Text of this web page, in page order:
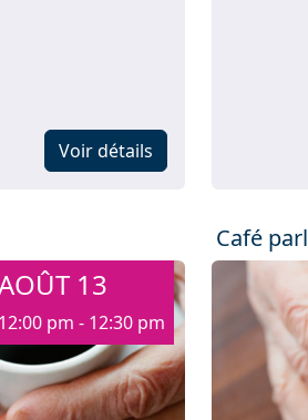
Voir détails
13
12:00 pm - 12:30 pm
Café